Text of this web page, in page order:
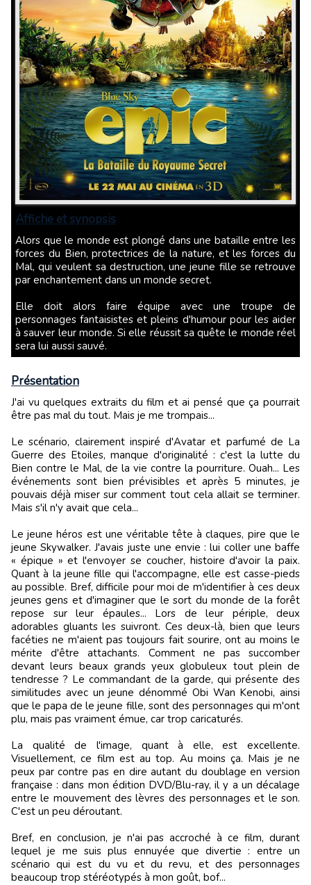
Affiche et synopsis
Alors que le monde est plongé dans une bataille entre les
forces du Bien, protectrices de la nature, et les forces du
Mal, qui veulent sa destruction, une jeune fille se retrouve
par enchantement dans un monde secret.
Elle doit alors faire équipe avec une troupe de
personnages fantaisistes et pleins d'humour pour les aider
à sauver leur monde. Si elle réussit sa quête le monde réel
sera lui aussi sauvé.
Présentation
J'ai vu quelques extraits du film et ai pensé que ça pourrait
être pas mal du tout. Mais je me trompais...
Le scénario, clairement inspiré d'Avatar et parfumé de La
Guerre des Etoiles, manque d'originalité : c'est la lutte du
Bien contre le Mal, de la vie contre la pourriture. Ouah... Les
événements sont bien prévisibles et après 5 minutes, je
pouvais déjà miser sur comment tout cela allait se terminer.
Mais s'il n'y avait que cela...
Le jeune héros est une véritable tête à claques, pire que le
jeune Skywalker. J'avais juste une envie : lui coller une baffe
« épique » et l'envoyer se coucher, histoire d'avoir la paix.
Quant à la jeune fille qui l'accompagne, elle est casse-pieds
au possible. Bref, difficile pour moi de m'identifier à ces deux
jeunes gens et d'imaginer que le sort du monde de la forêt
repose sur leur épaules... Lors de leur périple, deux
adorables gluants les suivront. Ces deux-là, bien que leurs
facéties ne m'aient pas toujours fait sourire, ont au moins le
mérite d'être attachants. Comment ne pas succomber
devant leurs beaux grands yeux globuleux tout plein de
tendresse ? Le commandant de la garde, qui présente des
similitudes avec un jeune dénommé Obi Wan Kenobi, ainsi
que le papa de le jeune fille, sont des personnages qui m'ont
plu, mais pas vraiment émue, car trop caricaturés.
La qualité de l'image, quant à elle, est excellente.
Visuellement, ce film est au top. Au moins ça. Mais je ne
peux par contre pas en dire autant du doublage en version
française : dans mon édition DVD/Blu-ray, il y a un décalage
entre le mouvement des lèvres des personnages et le son.
C'est un peu déroutant.
Bref, en conclusion, je n'ai pas accroché à ce film, durant
lequel je me suis plus ennuyée que divertie : entre un
scénario qui est du vu et du revu, et des personnages
beaucoup trop stéréotypés à mon goût, bof...